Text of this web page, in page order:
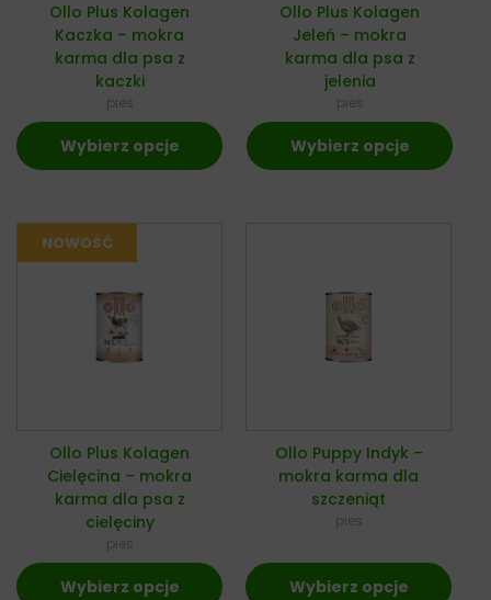
Ollo Plus Kolagen
Kaczka – mokra
karma dla psa z
kaczki
pies
Wybierz opcje
Ollo Plus Kolagen
Jeleń – mokra
karma dla psa z
jelenia
pies
Wybierz opcje
Ollo Plus Kolagen
Cielęcina – mokra
karma dla psa z
cielęciny
pies
Wybierz opcje
Ollo Puppy Indyk –
mokra karma dla
szczeniąt
pies
Wybierz opcje